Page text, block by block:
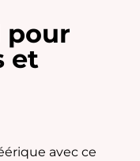
pour
et
avec ce